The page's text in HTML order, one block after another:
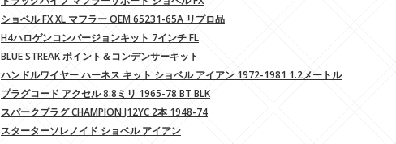
ショベル FX XL マフラー OEM 65231-65A リプロ品
H4ハロゲンコンバージョンキット 7インチ FL
BLUE STREAK ポイント＆コンデンサーキット
ハンドルワイヤー ハーネス キット ショベル アイアン 1972-1981 1.2メートル
プラグコード アクセル 8.8ミリ 1965-78 BT BLK
スパークプラグ CHAMPION J12YC 2本 1948-74
スターターソレノイド ショベル アイアン